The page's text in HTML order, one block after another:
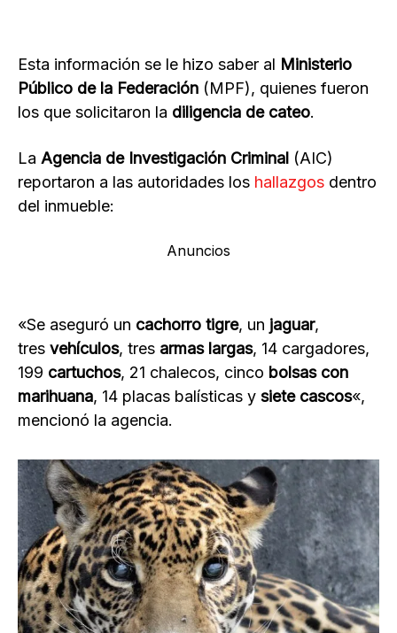
Esta información se le hizo saber al Ministerio
Público de la Federación (MPF), quienes fueron
los que solicitaron la diligencia de cateo.
La Agencia de Investigación Criminal (AIC)
reportaron a las autoridades los hallazgos dentro
del inmueble:
Anuncios
«Se aseguró un cachorro tigre, un jaguar,
tres vehículos, tres armas largas, 14 cargadores,
199 cartuchos, 21 chalecos, cinco bolsas con
marihuana, 14 placas balísticas y siete cascos«,
mencionó la agencia.